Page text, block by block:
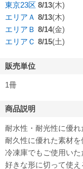
東京23区 8/13(木)
エリアＡ 8/13(木)
エリアＢ 8/14(金)
エリアＣ 8/15(土)
販売単位
1冊
商品説明
耐水性・耐光性に優れ
耐久性に優れた素材
冷凍庫でもご使用いた
好きな形に切って使え